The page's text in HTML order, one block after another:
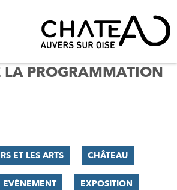
LA PROGRAMMATION
ET LES ARTS CHÂTEAU
EVÈNEMENT EXPOSITION